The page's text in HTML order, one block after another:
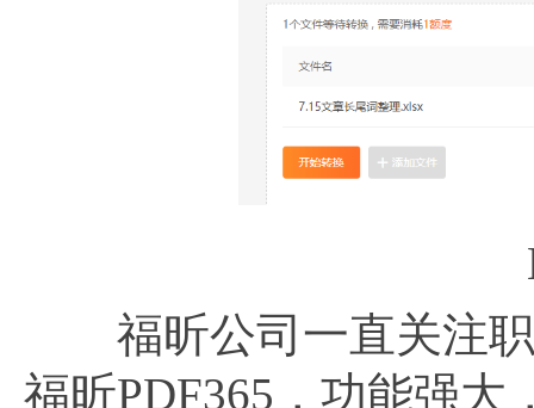
福昕公司一直关注职
福昕PDF365，功能强大